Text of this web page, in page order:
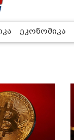
ეკონომიკა